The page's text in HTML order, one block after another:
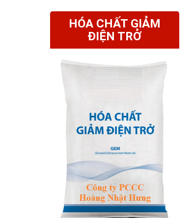
HÓA CHẤT GIẢM
ĐIỆN TRỞ